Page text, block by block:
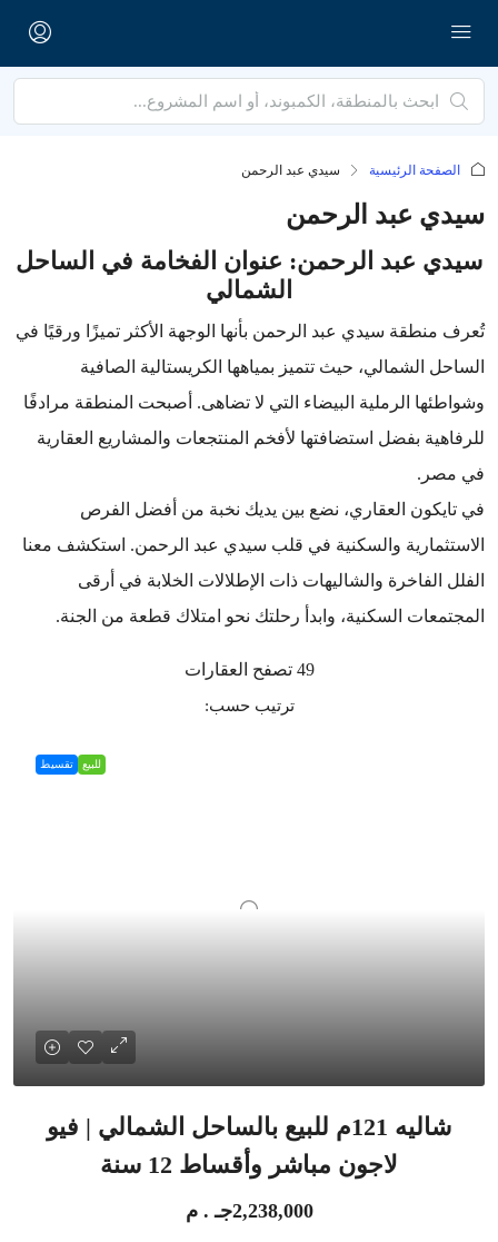
الصفحة الرئيسية سيدي عبد الرحمن
سيدي عبد الرحمن
سيدي عبد الرحمن: عنوان الفخامة في الساحل
الشمالي
تُعرف منطقة سيدي عبد الرحمن بأنها الوجهة الأكثر تميزًا ورقيًا في
الساحل الشمالي، حيث تتميز بمياهها الكريستالية الصافية
وشواطئها الرملية البيضاء التي لا تضاهى. أصبحت المنطقة مرادفًا
للرفاهية بفضل استضافتها لأفخم المنتجعات والمشاريع العقارية
في مصر.
في تايكون العقاري، نضع بين يديك نخبة من أفضل الفرص
الاستثمارية والسكنية في قلب سيدي عبد الرحمن. استكشف معنا
الفلل الفاخرة والشاليهات ذات الإطلالات الخلابة في أرقى
المجتمعات السكنية، وابدأ رحلتك نحو امتلاك قطعة من الجنة.
49 تصفح العقارات
ترتيب حسب:
للبيع تقسيط
شاليه 121م للبيع بالساحل الشمالي | فيو
لاجون مباشر وأقساط 12 سنة
2,238,000جـ . م